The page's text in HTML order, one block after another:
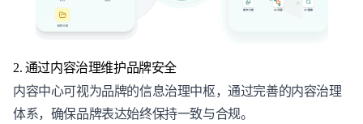
2. 通过内容治理维护品牌安全
内容中心可视为品牌的信息治理中枢，通过完善的内容治理
体系，确保品牌表达始终保持一致与合规。